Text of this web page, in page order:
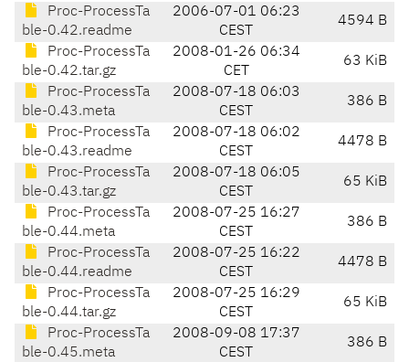
Proc-ProcessTa
ble-0.42.readme
2006-07-01 06:23
CEST
4594 B
Proc-ProcessTa
ble-0.42.tar.gz
2008-01-26 06:34
CET
63 KiB
Proc-ProcessTa
ble-0.43.meta
2008-07-18 06:03
CEST
386 B
Proc-ProcessTa
ble-0.43.readme
2008-07-18 06:02
CEST
4478 B
Proc-ProcessTa
ble-0.43.tar.gz
2008-07-18 06:05
CEST
65 KiB
Proc-ProcessTa
ble-0.44.meta
2008-07-25 16:27
CEST
386 B
Proc-ProcessTa
ble-0.44.readme
2008-07-25 16:22
CEST
4478 B
Proc-ProcessTa
ble-0.44.tar.gz
2008-07-25 16:29
CEST
65 KiB
Proc-ProcessTa
ble-0.45.meta
2008-09-08 17:37
CEST
386 B